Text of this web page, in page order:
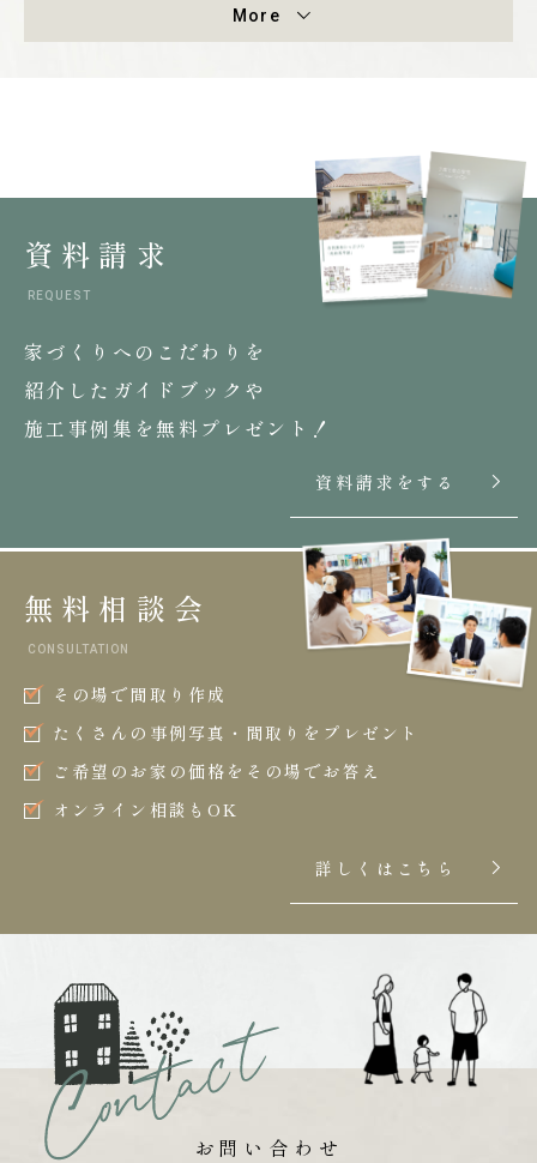
More
資料請求
REQUEST
家づくりへのこだわりを
紹介したガイドブックや
施工事例集を無料プレゼント！
資料請求をする
無料相談会
CONSULTATION
その場で間取り作成
たくさんの事例写真・間取りをプレゼント
ご希望のお家の価格をその場でお答え
オンライン相談もOK
詳しくはこちら
お問い合わせ